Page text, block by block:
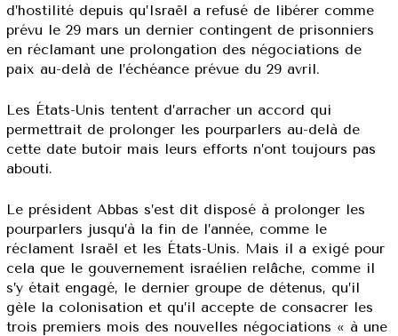
d’hostilité depuis qu’Israël a refusé de libérer comme
prévu le 29 mars un dernier contingent de prisonniers
en réclamant une prolongation des négociations de
paix au-delà de l’échéance prévue du 29 avril.
Les États-Unis tentent d’arracher un accord qui
permettrait de prolonger les pourparlers au-delà de
cette date butoir mais leurs efforts n’ont toujours pas
abouti.
Le président Abbas s’est dit disposé à prolonger les
pourparlers jusqu’à la fin de l’année, comme le
réclament Israël et les États-Unis. Mais il a exigé pour
cela que le gouvernement israélien relâche, comme il
s’y était engagé, le dernier groupe de détenus, qu’il
gèle la colonisation et qu’il accepte de consacrer les
trois premiers mois des nouvelles négociations « à une